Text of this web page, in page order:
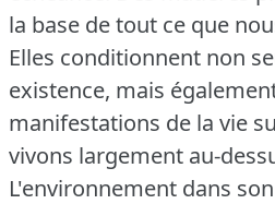
la base de tout ce que
Elles conditionnent non
existence, mais
manifestations de la vie
vivons largement au-
L'environnement dans